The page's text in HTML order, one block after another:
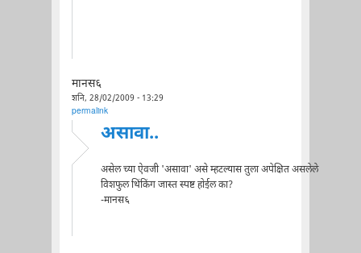
मानस६
शनि, 28/02/2009 - 13:29
permalink
असावा..
असेल च्या ऐवजी 'असावा' असे म्हटल्यास तुला अपेक्षित असलेले
विशफुल थिंकिंग जास्त स्पष्ट होईल का?
-मानस६